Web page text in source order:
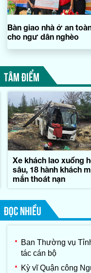
Bàn giao nhà ở an
cho ngư dân nghèo
TÂM ĐIỂM
Xe khách lao xuống
sâu, 18 hành khách
mắn thoát nạn
ĐỌC NHIỀU
Ban Thường vụ
tác cán bộ
Kỳ vĩ Quận công